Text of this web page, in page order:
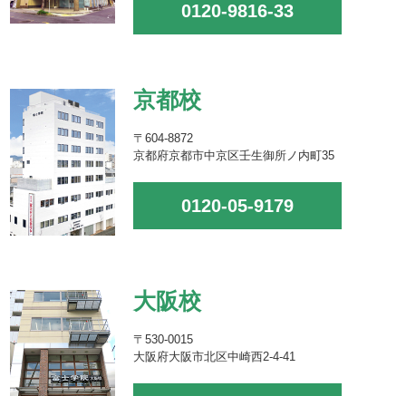
0120-9816-33
京都校
〒604-8872
京都府京都市中京区壬生御所ノ内町35
0120-05-9179
大阪校
〒530-0015
大阪府大阪市北区中崎西2-4-41